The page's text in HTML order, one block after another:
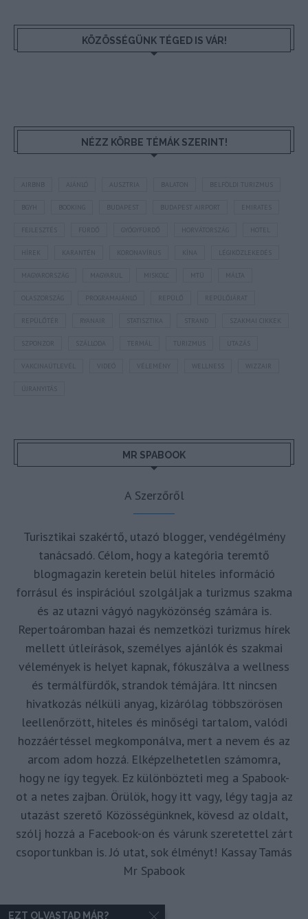
KÖZÖSSÉGÜNK TÉGED IS VÁR!
NÉZZ KÖRBE TÉMÁK SZERINT!
AUSZTRIA BALATON BELFÖLDI TURIZMUS
BUDAPEST BUDAPEST AIRPORT EMIRATES
FEJLESZTÉS HORVÁTORSZÁG HOTEL
KARANTÉN LÉGIKÖZLEKEDÉS
MAGYARORSZÁG MTÜ MÁLTA
OLASZORSZÁG REPÜLŐJÁRAT
REPÜLŐTÉR STATISZTIKA STRAND SZAKMAI CIKKEK
SZPONZOR SZÁLLODA TERMÁL TURIZMUS UTAZÁS
VAKCINAÚTLEVÉL WIZZAIR
ÚJRANYITÁS
MR SPABOOK
A Szerzőről
Turisztikai szakértő, utazó blogger, vendégélmény
tanácsadó. Célom, hogy a kategória teremtő
blogmagazin keretein belül hiteles információ
forrásul és inspirációul szolgáljak a turizmus szakma
és az utazni vágyó nagyközönség számára is.
Repertoáromban hazai és nemzetközi turizmus hírek
mellett útleírások, személyes ajánlók és szakmai
vélemények is helyet kapnak, fókuszálva a wellness
és termálfürdők, strandok témájára. Itt nincsen
hivatkozás nélküli anyag, kizárólag többszörösen
leellenőrzött, hiteles és minőségi tartalom, valódi
hozzáértéssel megkomponálva, mert a nevem és az
arcom adom hozzá. Elképzelhetetlen számomra,
hogy ne így tegyek. Ez különbözteti meg a Spabook-
ot a netes zajban. Örülök, hogy itt vagy, légy tagja az
utazást szerető Közösségünknek, kövesd az oldalt,
szólj hozzá a Facebook-on és várunk szeretettel zárt
csoportunkban is. Jó utat, sok élményt! Kassay Tamás
Mr Spabook
EZT OLVASTAD MÁR?